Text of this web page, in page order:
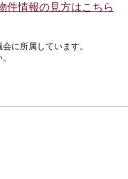
件情報の見方はこちら
に所属しています。